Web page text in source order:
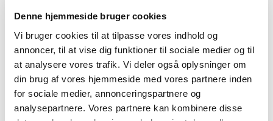
Denne hjemmeside bruger cookies
Vi bruger cookies til at tilpasse vores indhold og
annoncer, til at vise dig funktioner til sociale medier og til
at analysere vores trafik. Vi deler også oplysninger om
din brug af vores hjemmeside med vores partnere inden
for sociale medier, annonceringspartnere og
analysepartnere. Vores partnere kan kombinere disse
INFORMATIONSAFTEN OMKRING
DIAGNOSEN AUTISME
Informationsaften. v/ psykoterapeut Lene
Brøndum Madsen Hvad er kendetegnende for
mennesker med autisme,. hvordan kan vi forstå
dem og hinanden bedre, og. hvornår er diagnose
hjælpsom eller afgørende?